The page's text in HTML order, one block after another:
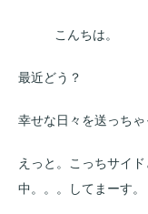
こんちは。
最近どう？
幸せな日々を送っちゃ
えっと。こっちサイ
中。。。してまーす。